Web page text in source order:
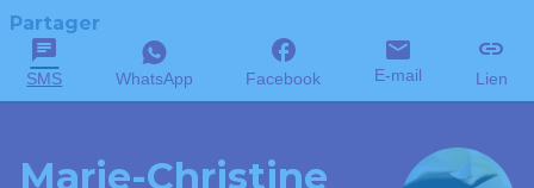
Partager
SMS WhatsApp Facebook E-mail Lien
Marie-Christine